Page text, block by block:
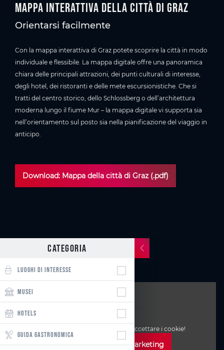
Mappa interattiva della città di Graz
Orientarsi facilmente
Con la mappa interattiva di Graz potete scoprire la città in modo
individuale e flessibile. La mappa digitale offre una panoramica
chiara delle principali attrazioni, dei punti culturali di interesse,
degli hotel, dei ristoranti e delle mete escursionistiche. Che si
tratti del centro storico, dello Schlossberg o dell’architettura
moderna lungo il fiume Mur – la mappa digitale vi supporta sia
nell’orientamento sul posto sia nella pianificazione del viaggio in
anticipo.
Download: Mappa della città di Graz (.pdf)
Categoria
LUOGHI DI INTERESSE
MUSEI
HOTELS
GUIDA GASTRONOMICA
Per visualizzare la mappa, devi accettare i cookie!
Accetta i cookie di marketing